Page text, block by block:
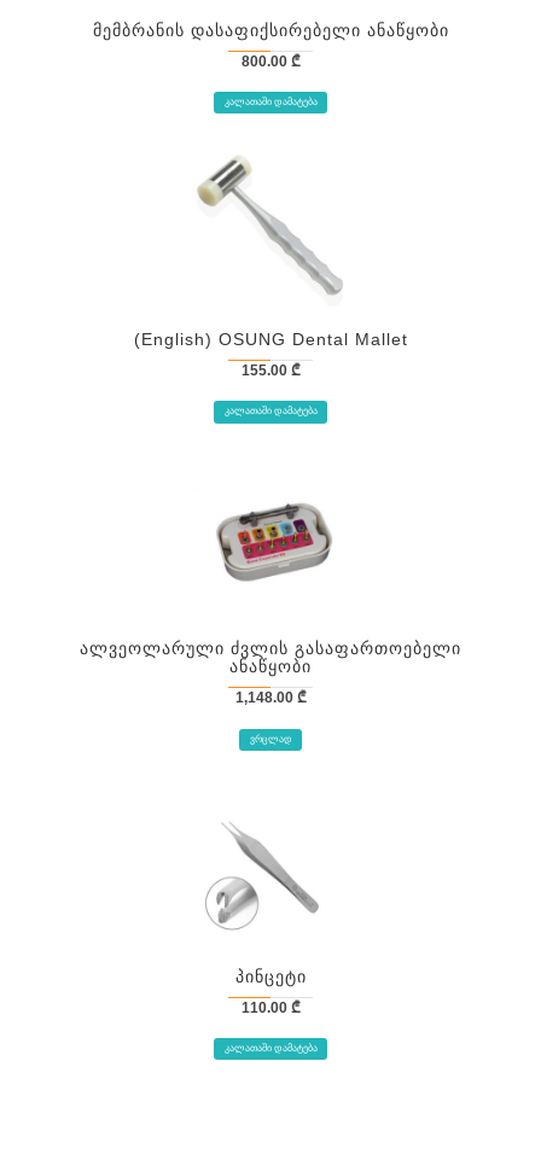
Მემბრანის Დასაფიქსირებელი Ანაწყობი
800.00 ₾
ᲙᲐᲚᲐᲗᲐᲨᲘ ᲓᲐᲛᲐᲢᲔᲑᲐ
(English) OSUNG Dental Mallet
155.00 ₾
ᲙᲐᲚᲐᲗᲐᲨᲘ ᲓᲐᲛᲐᲢᲔᲑᲐ
Ალვეოლარული Ძვლის Გასაფართოებელი
Ანაწყობი
1,148.00 ₾
ᲕᲠᲪᲚᲐᲓ
Პინცეტი
110.00 ₾
ᲙᲐᲚᲐᲗᲐᲨᲘ ᲓᲐᲛᲐᲢᲔᲑᲐ